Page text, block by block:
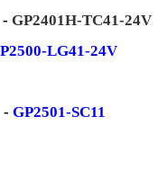
GP2401H-TC41-24V
LG41-24V
GP2501-SC11